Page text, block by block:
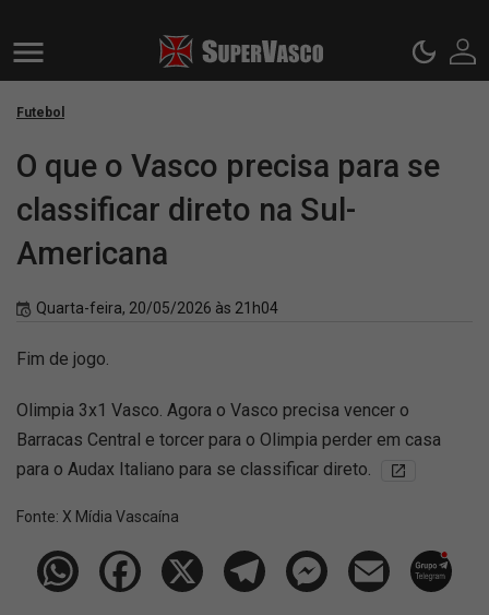
Futebol
O que o Vasco precisa para se
classificar direto na Sul-
Americana
Quarta-feira, 20/05/2026 às 21h04
Fim de jogo.
Olimpia 3x1 Vasco. Agora o Vasco precisa vencer o
Barracas Central e torcer para o Olimpia perder em casa
para o Audax Italiano para se classificar direto.
Fonte: X Mídia Vascaína